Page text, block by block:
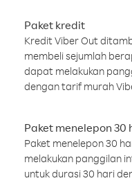
Paket kredit
Kredit Viber Out
membeli sejumlah
dapat melakukan
dengan tarif murah
Paket menelepon 30
Paket menelepon 30
melakukan panggilan
untuk durasi 30 hari